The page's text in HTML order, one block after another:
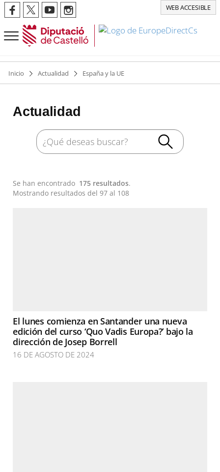
WEB ACCESIBLE
Inicio Actualidad España y la UE
Actualidad
Se han encontrado 175 resultados.
Mostrando resultados del 97 al 108
El lunes comienza en Santander una nueva
edición del curso ‘Quo Vadis Europa?’ bajo la
dirección de Josep Borrell
16 DE AGOSTO DE 2024